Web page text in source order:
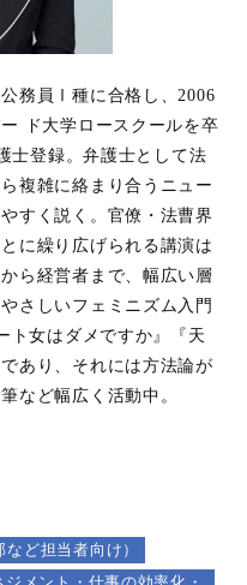
務員Ⅰ種に合格し、2006
ド大学ロースクールを卒
士登録。弁護士として法
複雑に絡まり合うニュー
すく説く。官僚・法曹界
に繰り広げられる講演は
ら経営者まで、幅広い層
さしいフェミニズム入門
ト女はダメですか』『天
あり、それには方法論が
など幅広く活動中。
ど担当者向け）